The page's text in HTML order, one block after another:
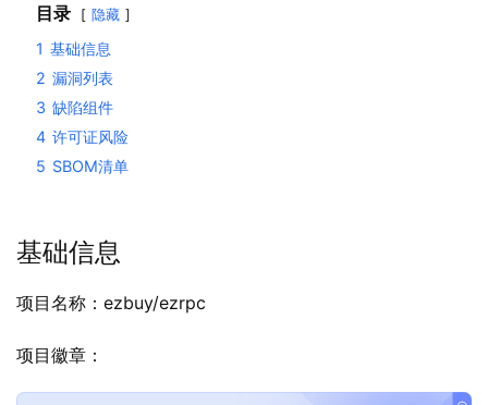
目录 隐藏
1 基础信息
2 漏洞列表
3 缺陷组件
4 许可证风险
5 SBOM清单
基础信息
项目名称：ezbuy/ezrpc
项目徽章：